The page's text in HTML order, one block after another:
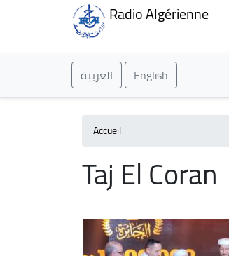
Radio Algérienne
العربية English
Accueil
Taj El Coran